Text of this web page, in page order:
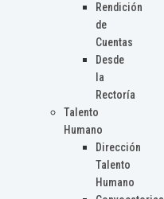
Rendición
de
Cuentas
Desde
la
Rectoría
Talento
Humano
Dirección
Talento
Humano